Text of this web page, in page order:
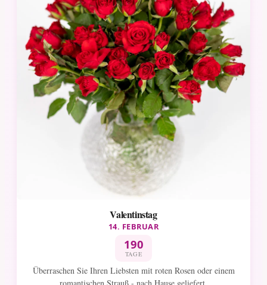
Valentinstag
14. FEBRUAR
190
TAGE
Überraschen Sie Ihren Liebsten mit roten Rosen oder einem